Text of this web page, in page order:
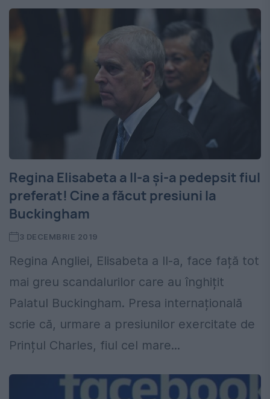
Regina Elisabeta a II-a și-a pedepsit fiul
preferat! Cine a făcut presiuni la
Buckingham
3 DECEMBRIE 2019
Regina Angliei, Elisabeta a II-a, face față tot
mai greu scandalurilor care au înghițit
Palatul Buckingham. Presa internațională
scrie că, urmare a presiunilor exercitate de
Prințul Charles, fiul cel mare...